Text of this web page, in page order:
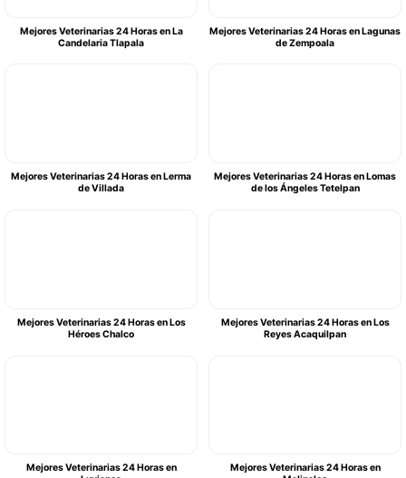
Mejores Veterinarias 24 Horas en La
Candelaria Tlapala
Mejores Veterinarias 24 Horas en Lagunas
de Zempoala
Mejores Veterinarias 24 Horas en Lerma
de Villada
Mejores Veterinarias 24 Horas en Lomas
de los Ángeles Tetelpan
Mejores Veterinarias 24 Horas en Los
Héroes Chalco
Mejores Veterinarias 24 Horas en Los
Reyes Acaquilpan
Mejores Veterinarias 24 Horas en
Mejores Veterinarias 24 Horas en